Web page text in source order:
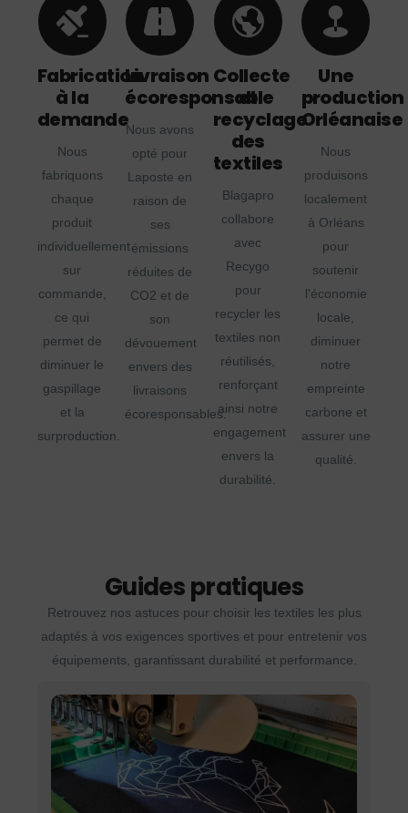
Fabrication
à la
demande
Nous
fabriquons
chaque
produit
individuellement
sur
commande,
ce qui
permet de
diminuer le
gaspillage
et la
surproduction.
Livraison
écoresponsable
Nous avons
opté pour
Laposte en
raison de
ses
émissions
réduites de
CO2 et de
son
dévouement
envers des
livraisons
écoresponsables.
Collecte
et
recyclage
des
textiles
Blagapro
collabore
avec
Recygo
pour
recycler les
textiles non
réutilisés,
renforçant
ainsi notre
engagement
envers la
durabilité.
Une
production
Orléanaise
Nous
produisons
localement
à Orléans
pour
soutenir
l'économie
locale,
diminuer
notre
empreinte
carbone et
assurer une
qualité.
Guides pratiques
Retrouvez nos astuces pour choisir les textiles les plus
adaptés à vos exigences sportives et pour entretenir vos
équipements, garantissant durabilité et performance.